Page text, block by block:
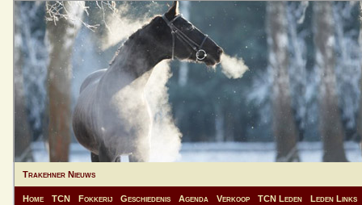
Trakehner Nieuws
Home TCN Fokkerij Geschiedenis Agenda Verkoop TCN Leden Leden Links